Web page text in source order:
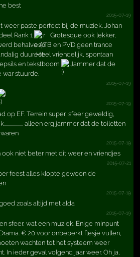
best
2015-07-19
weer paste perfect bij de muziek. Johan
Rank 1
Grotesque ook lekker,
behalve ATB en PVD geen trance
duur. Heel vriendelijk, spontaan
en tekstboom
Jammer dat de
stuurde.
2015-07-19
)
2015-07-19
op EF. Terrein super, sfeer geweldig,
alleen erg jammer dat de toiletten
2015-07-19
ook niet beter met dit weer en vriendjes
2015-07-21
feest alles klopte gewoon de
2015-07-19
zoals altijd met alda
2015-07-19
sfeer, wat een muziek. Enige minpunt
€ 20 voor onbeperkt flesje vullen,
wachten tot het systeem weer
In ieder geval volgend jaar weer. Oh ja,